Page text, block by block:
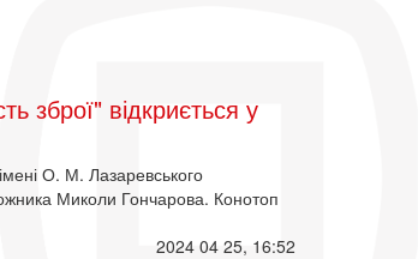
зброї" відкриється у
О. М. Лазаревського
Миколи Гончарова. Конотоп
2024 04 25, 16:52